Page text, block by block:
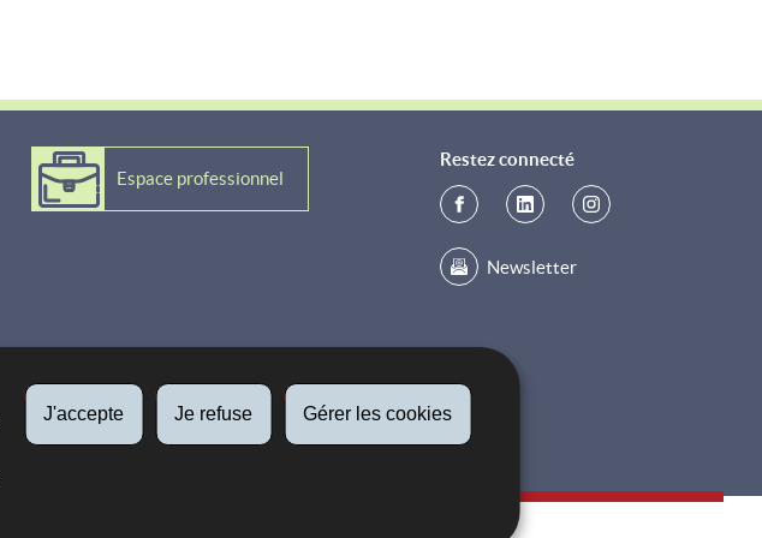
J'accepte Je refuse Gérer les cookies
Espace professionnel
Restez connecté
Newsletter